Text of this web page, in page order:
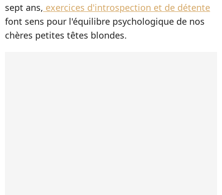
sept ans, exercices d'introspection et de détente
font sens pour l'équilibre psychologique de nos
chères petites têtes blondes.